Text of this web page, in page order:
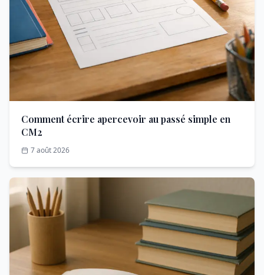
Comment écrire apercevoir au passé simple en
CM2
7 août 2026